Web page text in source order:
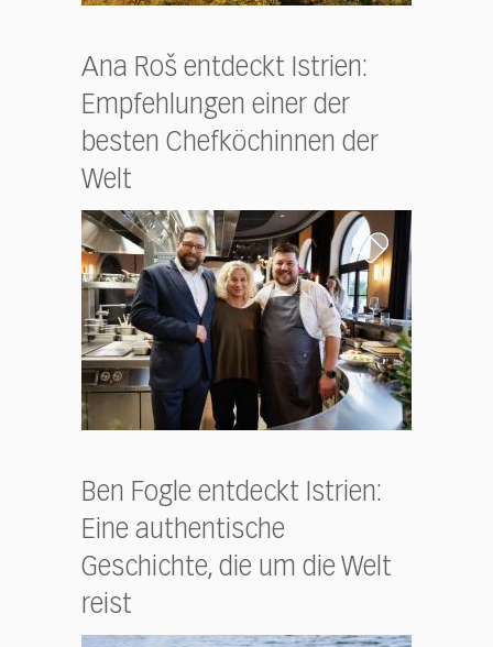
Ana Roš entdeckt Istrien:
Empfehlungen einer der
besten Chefköchinnen der
Welt
Ben Fogle entdeckt Istrien:
Eine authentische
Geschichte, die um die Welt
reist